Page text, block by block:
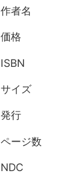
作者名
価格
ISBN
サイズ
発行
ページ数
NDC